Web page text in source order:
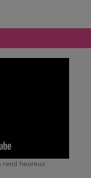
rend heureux